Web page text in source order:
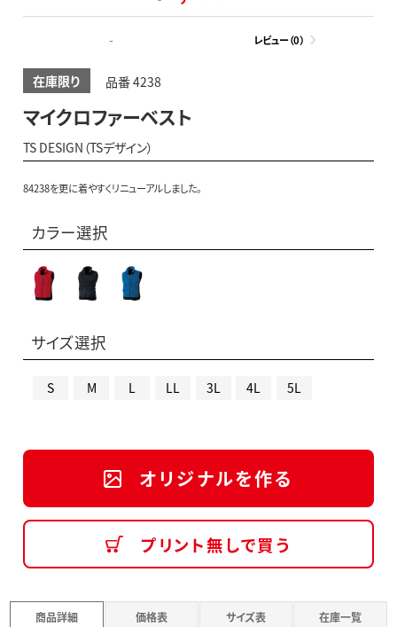
- レビュー（0）
在庫限り 品番 4238
マイクロファーベスト
TS DESIGN（TSデザイン）
84238を更に着やすくリニューアルしました。
カラー選択
サイズ選択
S M L LL 3L 4L 5L
オリジナルを作る
プリント無しで買う
商品詳細 価格表 サイズ表 在庫一覧